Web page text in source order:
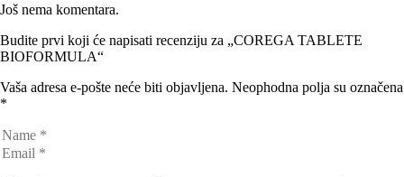
Još nema komentara.
Budite prvi koji će napisati recenziju za „COREGA TABLETE
BIOFORMULA“
Vaša adresa e-pošte neće biti objavljena. Neophodna polja su označena
*